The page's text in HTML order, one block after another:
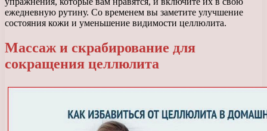
ежедневную рутину. Со временем вы заметите улучшение
состояния кожи и уменьшение видимости целлюлита.
Массаж и скрабирование для
сокращения целлюлита